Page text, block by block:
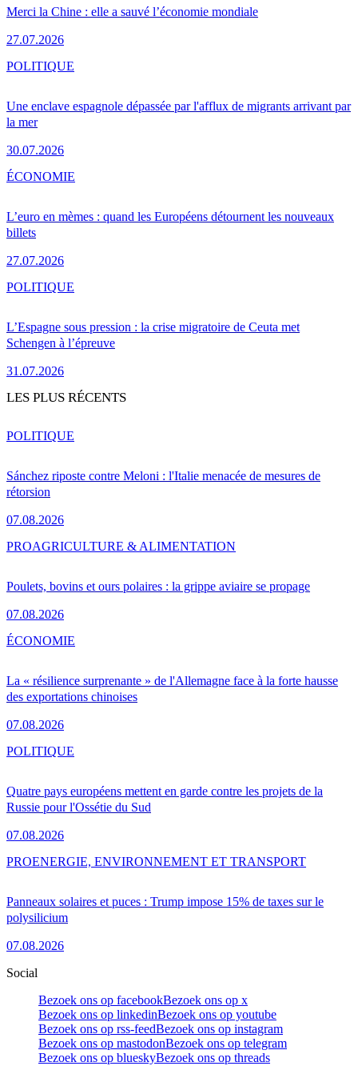
Merci la Chine : elle a sauvé l’économie mondiale
27.07.2026
Une enclave espagnole dépassée par l'afflux de migrants arrivant par
la mer
30.07.2026
POLITIQUE
L’euro en mèmes : quand les Européens détournent les nouveaux
billets
27.07.2026
ÉCONOMIE
L’Espagne sous pression : la crise migratoire de Ceuta met
Schengen à l’épreuve
31.07.2026
POLITIQUE
LES PLUS RÉCENTS
Sánchez riposte contre Meloni : l'Italie menacée de mesures de
rétorsion
07.08.2026
POLITIQUE
Poulets, bovins et ours polaires : la grippe aviaire se propage
07.08.2026
PROAGRICULTURE & ALIMENTATION
La « résilience surprenante » de l'Allemagne face à la forte hausse
des exportations chinoises
07.08.2026
ÉCONOMIE
Quatre pays européens mettent en garde contre les projets de la
Russie pour l'Ossétie du Sud
07.08.2026
POLITIQUE
Panneaux solaires et puces : Trump impose 15% de taxes sur le
polysilicium
07.08.2026
PROENERGIE, ENVIRONNEMENT ET TRANSPORT
Social
Bezoek ons op facebookBezoek ons op x
Bezoek ons op linkedinBezoek ons op youtube
Bezoek ons op rss-feedBezoek ons op instagram
Bezoek ons op mastodonBezoek ons op telegram
Bezoek ons op blueskyBezoek ons op threads